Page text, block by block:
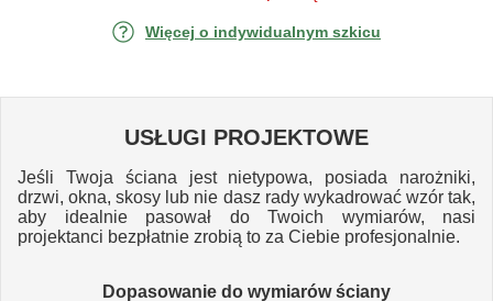
Więcej o indywidualnym szkicu
USŁUGI PROJEKTOWE
Jeśli Twoja ściana jest nietypowa, posiada narożniki,
drzwi, okna, skosy lub nie dasz rady wykadrować wzór tak,
aby idealnie pasował do Twoich wymiarów, nasi
projektanci bezpłatnie zrobią to za Ciebie profesjonalnie.
Dopasowanie do wymiarów ściany